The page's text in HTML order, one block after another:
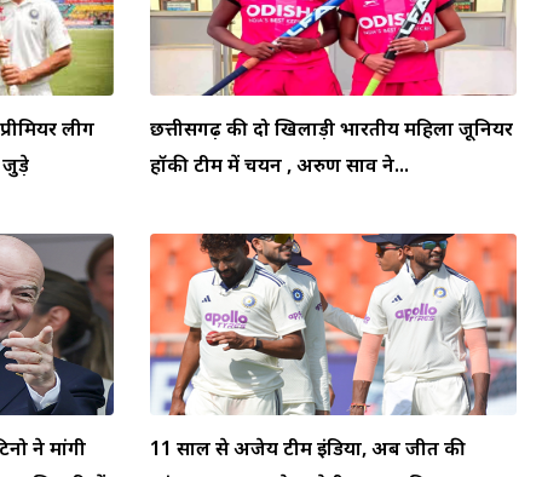
लीग
जुड़े
छत्तीसगढ़ की दो खिलाड़ी भारतीय महिला जूनियर
हॉकी टीम में चयन , अरुण साव ने...
ने मांगी
11 साल से अजेय टीम इंडिया, अब जीत की